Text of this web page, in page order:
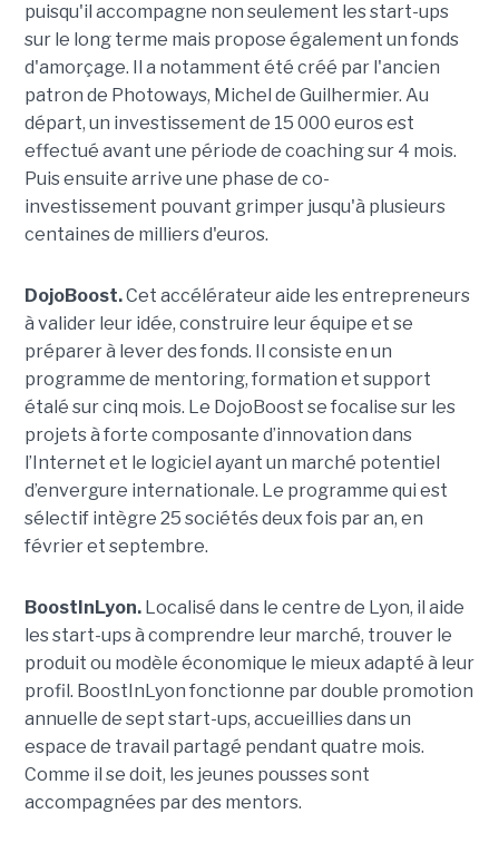
puisqu'il accompagne non seulement les start-ups
sur le long terme mais propose également un fonds
d'amorçage. Il a notamment été créé par l'ancien
patron de Photoways, Michel de Guilhermier. Au
départ, un investissement de 15 000 euros est
effectué avant une période de coaching sur 4 mois.
Puis ensuite arrive une phase de co-
investissement pouvant grimper jusqu'à plusieurs
centaines de milliers d'euros.
DojoBoost.Cet accélérateur aide les entrepreneurs
à valider leur idée, construire leur équipe et se
préparer à lever des fonds. Il consiste en un
programme de mentoring, formation et support
étalé sur cinq mois. Le DojoBoost se focalise sur les
projets à forte composante d’innovation dans
l’Internet et le logiciel ayant un marché potentiel
d’envergure internationale. Le programme qui est
sélectif intègre 25 sociétés deux fois par an, en
février et septembre.
BoostInLyon.Localisé dans le centre de Lyon, il aide
les start-ups à comprendre leur marché, trouver le
produit ou modèle économique le mieux adapté à leur
profil. BoostInLyon fonctionne par double promotion
annuelle de sept start-ups, accueillies dans un
espace de travail partagé pendant quatre mois.
Comme il se doit, les jeunes pousses sont
accompagnées par des mentors.